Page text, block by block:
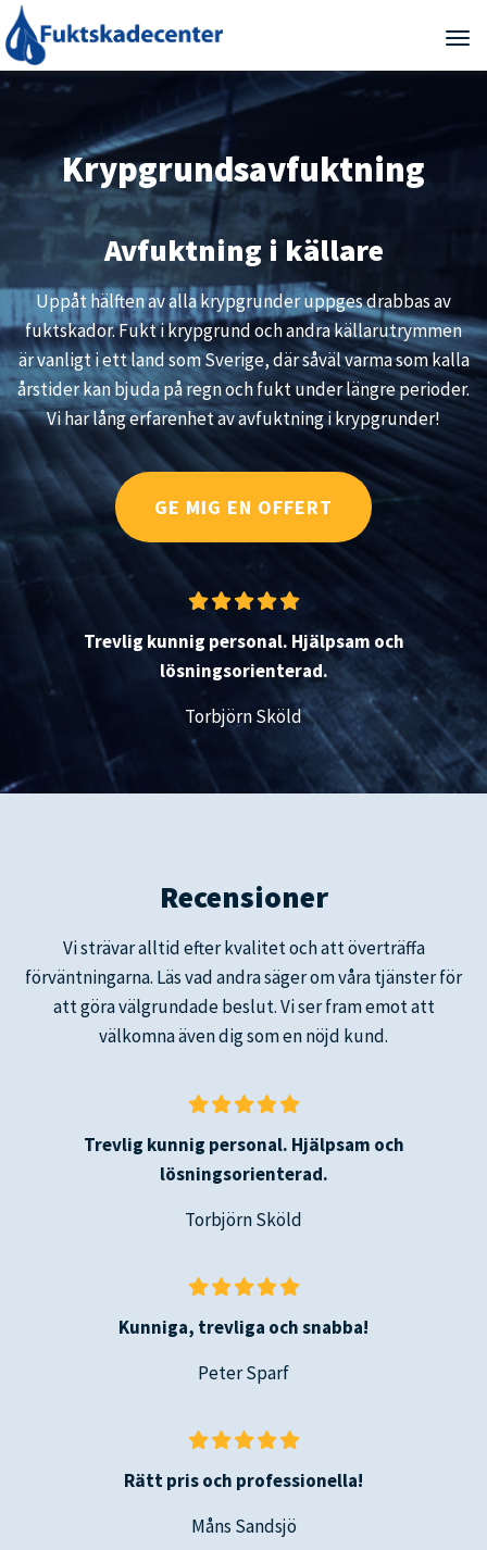
Krypgrundsavfuktning
Avfuktning i källare
Uppåt hälften av alla krypgrunder uppges drabbas av
fuktskador. Fukt i krypgrund och andra källarutrymmen
är vanligt i ett land som Sverige, där såväl varma som kalla
årstider kan bjuda på regn och fukt under längre perioder.
Vi har lång erfarenhet av avfuktning i krypgrunder!
GE MIG EN OFFERT
Trevlig kunnig personal. Hjälpsam och
lösningsorienterad.
Torbjörn Sköld
Recensioner
Vi strävar alltid efter kvalitet och att överträffa
förväntningarna. Läs vad andra säger om våra tjänster för
att göra välgrundade beslut. Vi ser fram emot att
välkomna även dig som en nöjd kund.
Trevlig kunnig personal. Hjälpsam och
lösningsorienterad.
Torbjörn Sköld
Kunniga, trevliga och snabba!
Peter Sparf
Rätt pris och professionella!
Måns Sandsjö